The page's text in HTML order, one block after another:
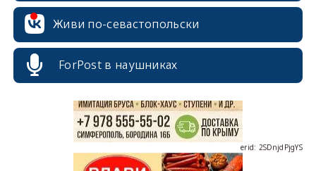
Живи по-севастопольски
ForPost в наушниках
erid: 2SDnjcrDNw6
erid: 2SDnjdPjgYS